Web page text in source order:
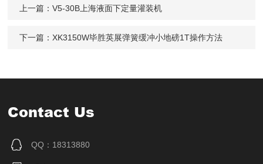
上一篇：V5-30B上海液面下定量灌装机
下一篇： XK3150W毕胜英展弹簧缓冲小地磅1T操作方法
Contact Us
QQ：18313880